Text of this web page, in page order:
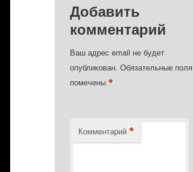
Добавить
комментарий
Ваш адрес email не будет
опубликован. Обязательные поля
помечены*
Комментарий *